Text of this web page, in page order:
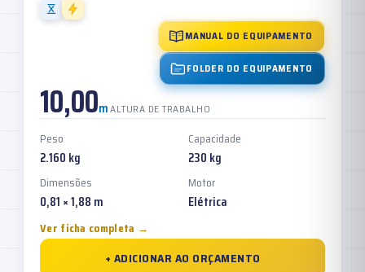
MANUAL DO EQUIPAMENTO
FOLDER DO EQUIPAMENTO
10,00mALTURA DE TRABALHO
Peso
2.160 kg
Capacidade
230 kg
Dimensões
0,81 × 1,88 m
Motor
Elétrica
Ver ficha completa →
+ ADICIONAR AO ORÇAMENTO